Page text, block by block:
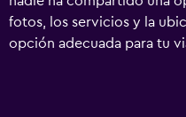
fotos, los servicios y la
opción adecuada para tu